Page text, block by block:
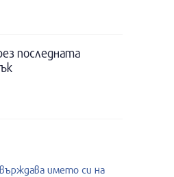
последната
името си на